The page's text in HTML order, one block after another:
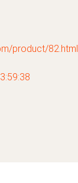
product/82.html